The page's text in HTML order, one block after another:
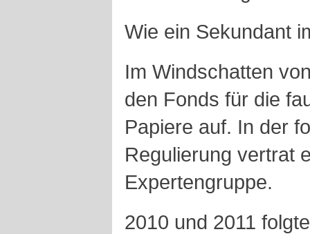
Wie ein Sekundant
Im Windschatten
den Fonds für die
Papiere auf. In der
Regulierung vertrat
Expertengruppe.
2010 und 2011